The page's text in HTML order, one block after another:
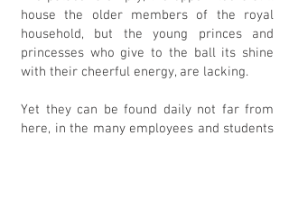
house the older members of the royal
household, but the young princes and
princesses who give to the ball its shine
with their cheerful energy, are lacking.
Yet they can be found daily not far from
here, in the many employees and students